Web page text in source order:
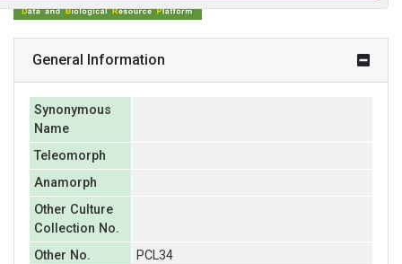
General Information
Synonymous
Name
Teleomorph
Anamorph
Other Culture
Collection No.
Other No.
PCL34